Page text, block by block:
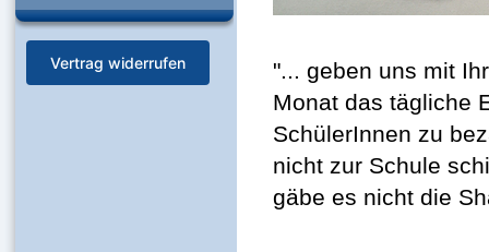
Vertrag widerrufen
"... geben uns mit
Monat das tägliche
SchülerInnen zu
nicht zur Schule
gäbe es nicht die